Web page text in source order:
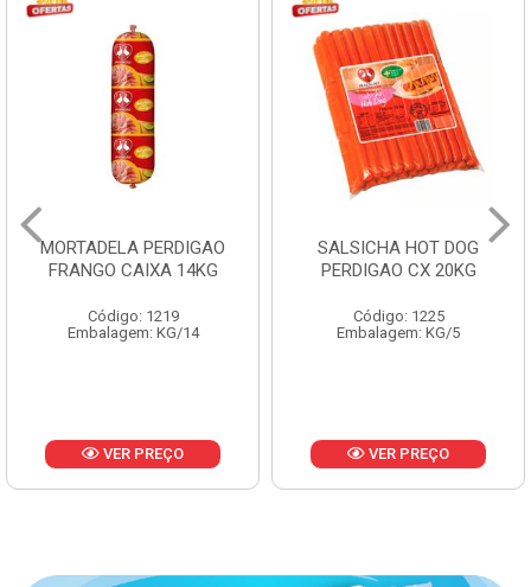
MORTADELA PERDIGAO
FRANGO CAIXA 14KG
Código: 1219
Embalagem: KG/14
VER PREÇO
SALSICHA HOT DOG
PERDIGAO CX 20KG
Código: 1225
Embalagem: KG/5
VER PREÇO